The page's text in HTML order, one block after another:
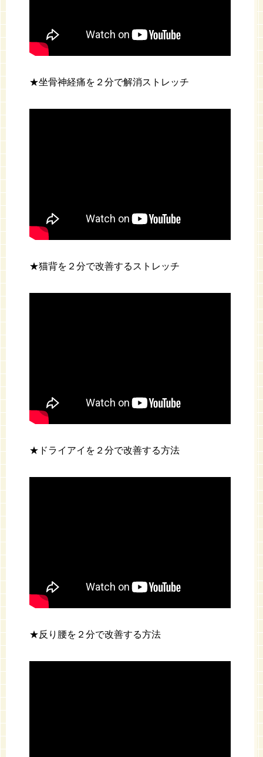
★坐骨神経痛を２分で解消ストレッチ
★猫背を２分で改善するストレッチ
★ドライアイを２分で改善する方法
★反り腰を２分で改善する方法